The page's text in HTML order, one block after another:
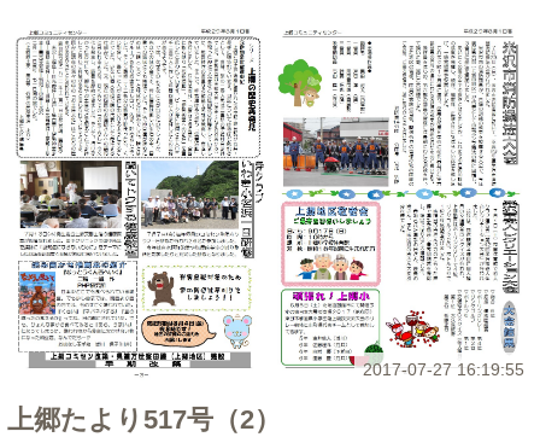
2017-07-27 16:19:55
上郷たより517号（2）